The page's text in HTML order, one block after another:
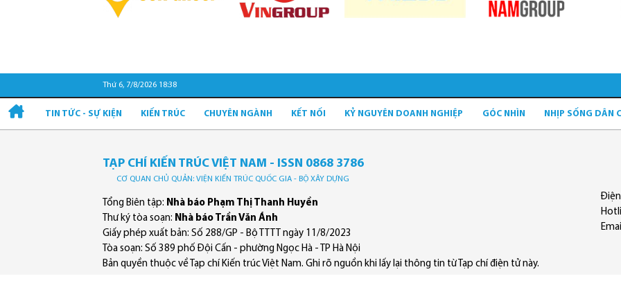
Thứ 6, 7/8/2026 18:38
TIN TỨC - SỰ KIỆN KIẾN TRÚC CHUYÊN NGÀNH KẾT NỐI KỶ NGUYÊN DOANH NGHIỆP GÓC NHÌN NHỊP SỐNG DÂN
TẠP CHÍ KIẾN TRÚC VIỆT NAM - ISSN 0868 3786
CƠ QUAN CHỦ QUẢN: VIỆN KIẾN TRÚC QUỐC GIA - BỘ XÂY DỰNG
Tổng Biên tập: Nhà báo Phạm Thị Thanh Huyền
Thư ký tòa soạn: Nhà báo Trần Văn Ánh
Giấy phép xuất bản: Số 288/GP - Bộ TTTT ngày 11/8/2023
Tòa soạn: Số 389 phố Đội Cấn - phường Ngọc Hà - TP Hà Nội
Bản quyền thuộc về Tạp chí Kiến trúc Việt Nam. Ghi rõ nguồn khi lấy lại thông tin từ Tạp chí điện tử này.